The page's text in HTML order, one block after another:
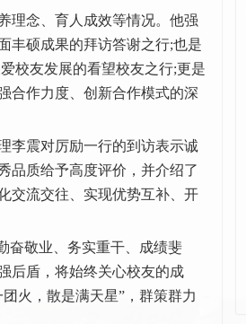
念、育人成效等情况。他强
丰硕成果的拜访答谢之行;也是
校友发展的看望校友之行;更是
合作力度、创新合作模式的深
震对厉励一行的到访表示诚
品质给予高度评价，并介绍了
交流交往、实现优势互补、开
敬业、务实重干、成绩斐
后盾，将始终关心校友的成
火，散是满天星”，群策群力